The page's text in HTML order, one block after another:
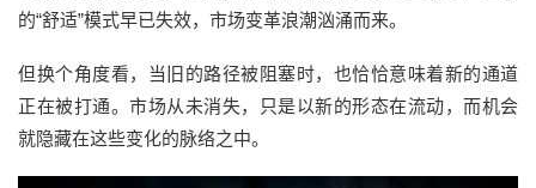
的“舒适”模式早已失效，市场变革浪潮汹涌而来。
但换个角度看，当旧的路径被阻塞时，也恰恰意味着新的通道
正在被打通。市场从未消失，只是以新的形态在流动，而机会
就隐藏在这些变化的脉络之中。